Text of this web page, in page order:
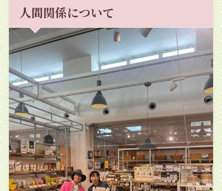
人間関係について